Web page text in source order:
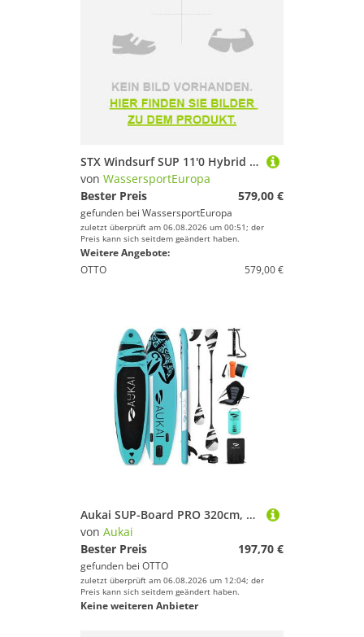
STX Windsurf SUP 11'0 Hybrid Tourer aufblasbar Komplett Set 340cm
von WassersportEuropa
Bester Preis
579,00 €
gefunden bei WassersportEuropa
zuletzt überprüft am 06.08.2026 um 00:51; der
Preis kann sich seitdem geändert haben.
Weitere Angebote:
OTTO
579,00 €
Aukai SUP-Board PRO 320cm, 2in1 Aufblasbares Stand up Paddle Set mit Kajak-Sitz, (Action-Cam-Halterung, Fußschlaufe, Pumpe, Rucksack, AquaBag), Komplettsett - 5 Jahre Garantie
von Aukai
Bester Preis
197,70 €
gefunden bei OTTO
zuletzt überprüft am 06.08.2026 um 12:04; der
Preis kann sich seitdem geändert haben.
Keine weiteren Anbieter